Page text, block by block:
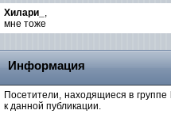
Хилари_ ,
мне тоже
Информация
Посетители, находящиеся в группе
к данной публикации.